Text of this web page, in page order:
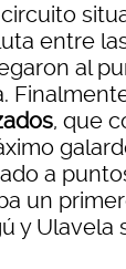
entre
al
, que
a
un
y Ulavela